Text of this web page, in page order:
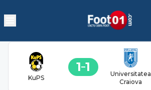
KuPS
1 1
Universitatea
Craiova